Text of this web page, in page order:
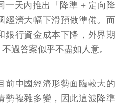
一天內推出「降準 + 定向降
經濟大幅下滑預做準備。而
銀行資金成本下降，外界期
過答案似乎不盡如人意。
前中國經濟形勢面臨較大的
勢複雜多變，因此這波降準